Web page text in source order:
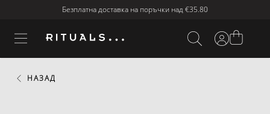
Безплатна доставка на поръчки над€35.80
НАЗАД